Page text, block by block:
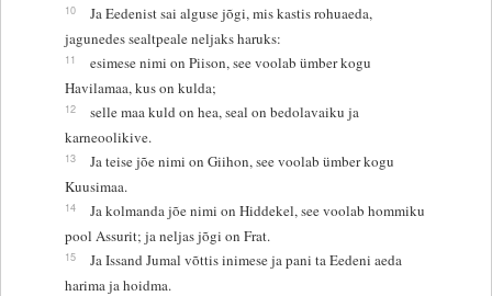
10
Ja Eedenist sai alguse jõgi, mis kastis rohuaeda,
jagunedes sealtpeale neljaks haruks:
11
esimese nimi on Piison, see voolab ümber kogu
Havilamaa, kus on kulda;
12
selle maa kuld on hea, seal on bedolavaiku ja
karneoolikive.
13
Ja teise jõe nimi on Giihon, see voolab ümber kogu
Kuusimaa.
14
Ja kolmanda jõe nimi on Hiddekel, see voolab hommiku
pool Assurit; ja neljas jõgi on Frat.
15
Ja Issand Jumal võttis inimese ja pani ta Eedeni aeda
harima ja hoidma.